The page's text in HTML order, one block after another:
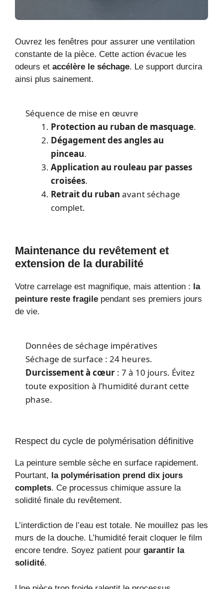
Ouvrez les fenêtres pour assurer une ventilation
constante de la pièce. Cette action évacue les
odeurs et accélère le séchage. Le support durcira
ainsi plus sainement.
Séquence de mise en œuvre
Protection au ruban de masquage.
Dégagement des angles au
pinceau.
Application au rouleau par passes
croisées.
Retrait du ruban avant séchage
complet.
Maintenance du revêtement et
extension de la durabilité
Votre carrelage est magnifique, mais attention : la
peinture reste fragile pendant ses premiers jours
de vie.
Données de séchage impératives
Séchage de surface : 24 heures.
Durcissement à cœur : 7 à 10 jours. Évitez
toute exposition à l’humidité durant cette
phase.
Respect du cycle de polymérisation définitive
La peinture semble sèche en surface rapidement.
Pourtant, la polymérisation prend dix jours
complets. Ce processus chimique assure la
solidité finale du revêtement.
L’interdiction de l’eau est totale. Ne mouillez pas les
murs de la douche. L’humidité ferait cloquer le film
encore tendre. Soyez patient pour garantir la
solidité.